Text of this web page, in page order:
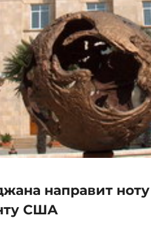
направит ноту
США